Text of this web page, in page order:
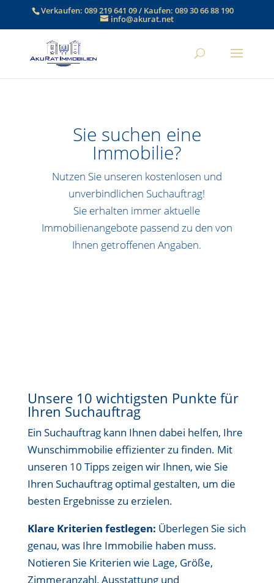
Verkaufen:089 219 641 09/ Kaufen:089 30 66 88 190
info@akurat.net
Sie suchen eine
Immobilie?
Nutzen Sie unseren kostenlosen und
unverbindlichen Suchauftrag!
Sie erhalten immer aktuelle
Immobilienangebote passend zu den von
Ihnen getroffenen Angaben.
Unsere 10 wichtigsten Punkte für
Ihren Suchauftrag
Ein Suchauftrag kann Ihnen dabei helfen, Ihre
Wunschimmobilie effizienter zu finden. Mit
unseren 10 Tipps zeigen wir Ihnen, wie Sie
Ihren Suchauftrag optimal gestalten, um die
besten Ergebnisse zu erzielen.
Klare Kriterien festlegen: Überlegen Sie sich
genau, was Ihre Immobilie haben muss.
Notieren Sie Kriterien wie Lage, Größe,
Zimmeranzahl, Ausstattung und